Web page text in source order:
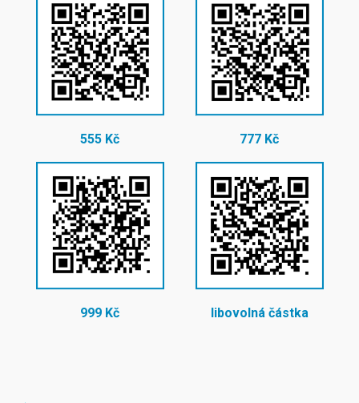
555 Kč 777 Kč
999 Kč libovolná částka